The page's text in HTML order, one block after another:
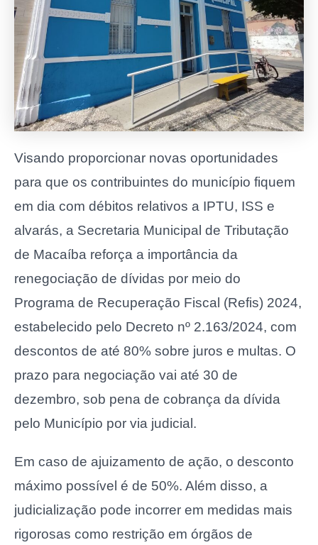
Visando proporcionar novas oportunidades
para que os contribuintes do município fiquem
em dia com débitos relativos a IPTU, ISS e
alvarás, a Secretaria Municipal de Tributação
de Macaíba reforça a importância da
renegociação de dívidas por meio do
Programa de Recuperação Fiscal (Refis) 2024,
estabelecido pelo Decreto nº 2.163/2024, com
descontos de até 80% sobre juros e multas. O
prazo para negociação vai até 30 de
dezembro, sob pena de cobrança da dívida
pelo Município por via judicial.
Em caso de ajuizamento de ação, o desconto
máximo possível é de 50%. Além disso, a
judicialização pode incorrer em medidas mais
rigorosas como restrição em órgãos de